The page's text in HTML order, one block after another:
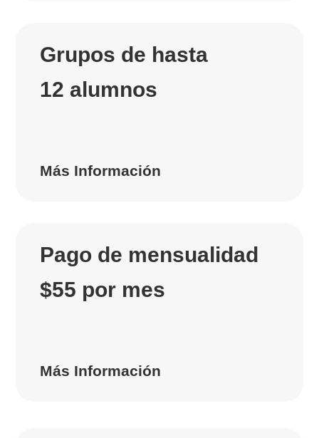
Grupos de hasta
12 alumnos
Más Información
Pago de mensualidad
$55 por mes
Más Información